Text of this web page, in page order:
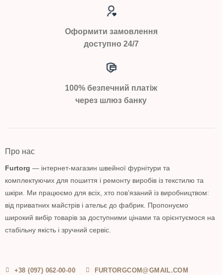
Оформити замовлення
доступно 24/7
100% безпечний платіж
через шлюз банку
Про нас
Furtorg — інтернет-магазин швейної фурнітури та
комплектуючих для пошиття і ремонту виробів із текстилю та
шкіри. Ми працюємо для всіх, хто пов’язаний із виробництвом:
від приватних майстрів і ательє до фабрик. Пропонуємо
широкий вибір товарів за доступними цінами та орієнтуємося на
стабільну якість і зручний сервіс.
+38 (097) 062-00-00 FURTORGCOM@GMAIL.COM